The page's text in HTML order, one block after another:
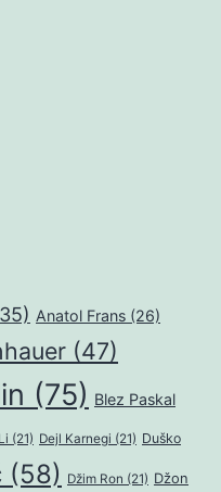
Anatol Frans (26)
(47)
(75) Blez Paskal
(21) Dejl Karnegi (21) Duško
(58) Džim Ron (21) Džon